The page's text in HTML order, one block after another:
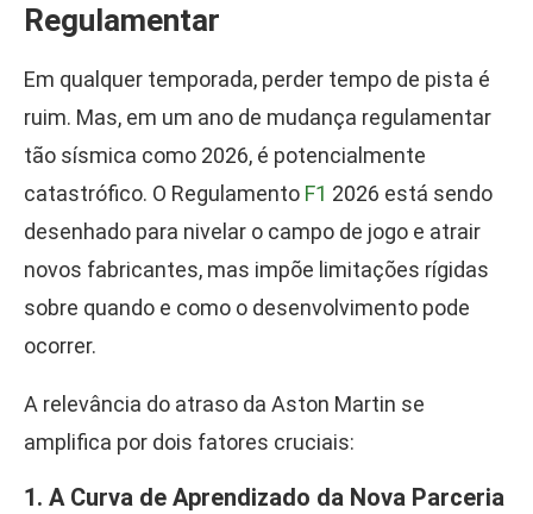
Regulamentar
Em qualquer temporada, perder tempo de pista é
ruim. Mas, em um ano de mudança regulamentar
tão sísmica como 2026, é potencialmente
catastrófico. O Regulamento F1 2026 está sendo
desenhado para nivelar o campo de jogo e atrair
novos fabricantes, mas impõe limitações rígidas
sobre quando e como o desenvolvimento pode
ocorrer.
A relevância do atraso da Aston Martin se
amplifica por dois fatores cruciais:
1. A Curva de Aprendizado da Nova Parceria